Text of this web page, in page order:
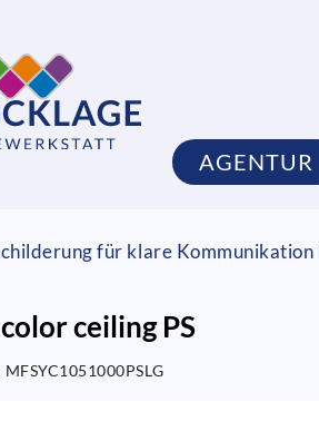
AGENTUR
für klare Kommunikation
ceiling PS
MFSYC1051000PSLG